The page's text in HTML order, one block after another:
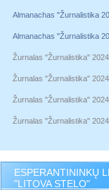
Almanachas "Žurnalistika
Almanachas "Žurnalistika
Žurnalas "Žurnalistika"
Žurnalas "Žurnalistika"
Žurnalas "Žurnalistika"
Žurnalas "Žurnalistika"
ESPERANTININKŲ
"LITOVA STELO"